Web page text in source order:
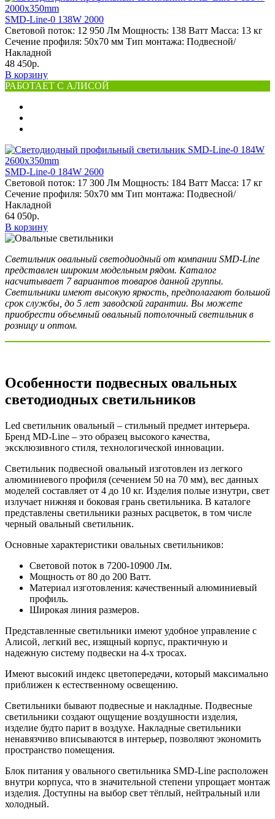
SMD-Line-0 138W 2000
Световой поток: 12 950 Лм Мощность: 138 Ватт Масса: 13 кг
Сечение профиля: 50х70 мм Тип монтажа: Подвесной/
Накладной
48 450р.
В корзину
РАБОТАЕТ С АЛИСОЙ
SMD-Line-0 184W 2600
Световой поток: 17 300 Лм Мощность: 184 Ватт Масса: 17 кг
Сечение профиля: 50х70 мм Тип монтажа: Подвесной/
Накладной
64 050р.
В корзину
Светильник овальный светодиодный от компании SMD-Line
представлен широким модельным рядом. Каталог
насчитывает 7 вариантов товаров данной группы.
Светильники имеют высокую яркость, предполагают большой
срок службы, до 5 лет заводской гарантии. Вы можете
приобрести объемный овальный потолочный светильник в
розницу и оптом.
Особенности подвесных овальных
светодиодных светильников
Led светильник овальный – стильный предмет интерьера.
Бренд MD-Line – это образец высокого качества,
эксклюзивного стиля, технологической инновации.
Светильник подвесной овальный изготовлен из легкого
алюминиевого профиля (сечением 50 на 70 мм), вес данных
моделей составляет от 4 до 10 кг. Изделия полые изнутри, свет
излучает нижняя и боковая грань светильника. В каталоге
представлены светильники разных расцветок, в том числе
черный овальный светильник.
Основные характеристики овальных светильников:
Световой поток в 7200-10900 Лм.
Мощность от 80 до 200 Ватт.
Материал изготовления: качественный алюминиевый
профиль.
Широкая линия размеров.
Представленные светильники имеют удобное управление с
Алисой, легкий вес, изящный корпус, практичную и
надежную систему подвески на 4-х тросах.
Имеют высокий индекс цветопередачи, который максимально
приближен к естественному освещению.
Светильники бывают подвесные и накладные. Подвесные
светильники создают ощущение воздушности изделия,
изделие будто парит в воздухе. Накладные светильники
ненавязчиво вписываются в интерьер, позволяют экономить
пространство помещения.
Блок питания у овального светильника SMD-Line расположен
внутри корпуса, что в значительной степени упрощает монтаж
изделия. Доступны на выбор свет тёплый, нейтральный или
холодный.